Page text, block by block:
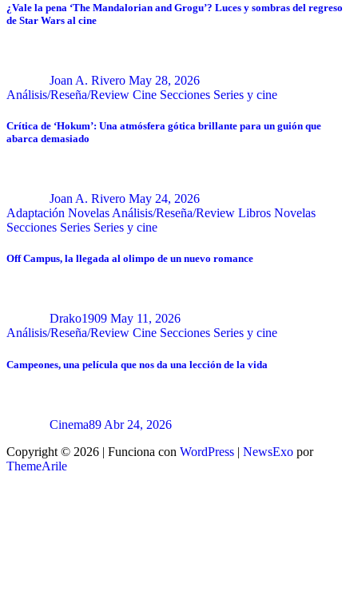
¿Vale la pena ‘The Mandalorian and Grogu’? Luces y sombras del regreso
de Star Wars al cine
Joan A. Rivero May 28, 2026
Análisis/Reseña/Review Cine Secciones Series y cine
Crítica de ‘Hokum’: Una atmósfera gótica brillante para un guión que
abarca demasiado
Joan A. Rivero May 24, 2026
Adaptación Novelas Análisis/Reseña/Review Libros Novelas
Secciones Series Series y cine
Off Campus, la llegada al olimpo de un nuevo romance
Drako1909 May 11, 2026
Análisis/Reseña/Review Cine Secciones Series y cine
Campeones, una película que nos da una lección de la vida
Cinema89 Abr 24, 2026
Copyright © 2026 | Funciona con WordPress | NewsExo por
ThemeArile